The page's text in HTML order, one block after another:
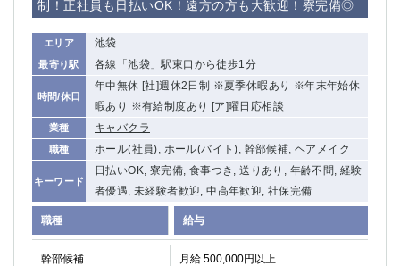
制！正社員も日払いOK！遠方の方も大歓迎！寮完備◎
エリア 池袋
最寄り駅 各線「池袋」駅東口から徒歩1分
時間/休日
年中無休 [社]週休2日制 ※夏季休暇あり ※年末年始休
暇あり ※有給制度あり [ア]曜日応相談
業種 キャバクラ
職種 ホール(社員), ホール(バイト), 幹部候補, ヘアメイク
キーワード
日払いOK, 寮完備, 食事つき, 送りあり, 年齢不問, 経験
者優遇, 未経験者歓迎, 中高年歓迎, 社保完備
職種 給与
幹部候補 月給 500,000円以上